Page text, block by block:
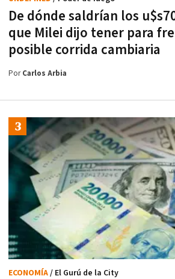
De dónde saldrían los
que Milei dijo tener para
posible corrida cambiaria
PorCarlos Arbia
ECONOMÍA/ El Gurú de la City